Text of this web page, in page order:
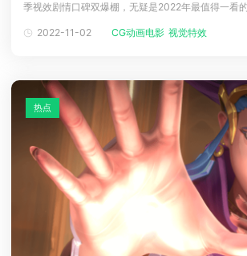
季视效剧情口碑双爆棚，无疑是2022年最值得一看
稳定在了9.2的高分，也是该系列目前为止的豆瓣最
2022-11-02 CG动画电影 视觉特效
热点